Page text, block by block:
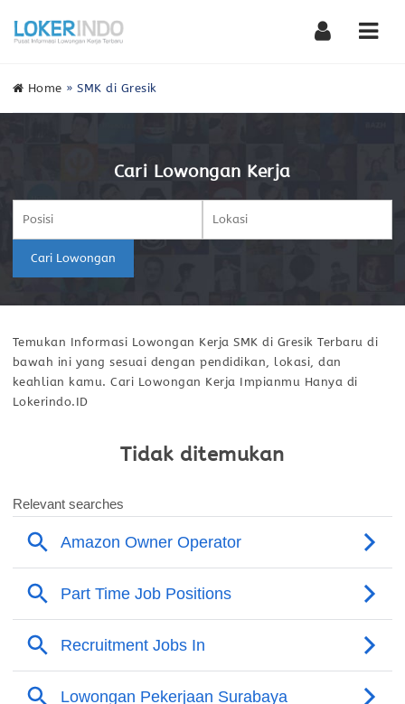
Home »SMK di Gresik
Cari Lowongan Kerja
Cari Lowongan
Temukan Informasi Lowongan Kerja SMK di Gresik Terbaru di
bawah ini yang sesuai dengan pendidikan, lokasi, dan
keahlian kamu. Cari Lowongan Kerja Impianmu Hanya di
Lokerindo.ID
Tidak ditemukan